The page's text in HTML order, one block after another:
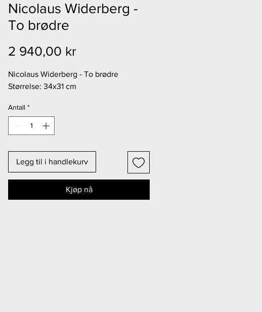
Nicolaus Widerberg -
To brødre
2 940,00 kr
Nicolaus Widerberg - To brødre
Størrelse: 34x31 cm
Antall *
Legg til i handlekurv
Kjøp nå